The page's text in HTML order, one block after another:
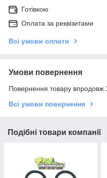
Готівкою
Оплата за реквізитами
Всі умови оплати
Умови повернення
Повернення товару впродовж
Всі умови повернення
Подібні товари компанії